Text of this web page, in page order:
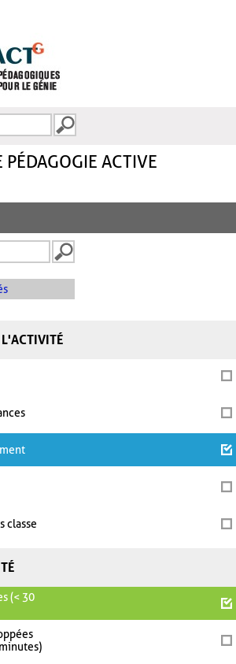
PÉDAGOGIE ACTIVE
classe
(< 30